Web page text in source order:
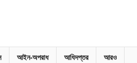
আইন-অপরাধ আধিদপ্তর আরও